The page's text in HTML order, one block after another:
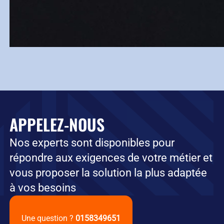
APPELEZ-NOUS
Nos experts sont disponibles pour
répondre aux exigences de votre métier et
vous proposer la solution la plus adaptée
à vos besoins
Une question ? 0158349651